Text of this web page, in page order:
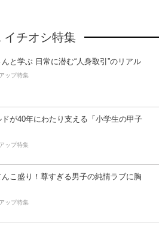
イチオシ特集
と学ぶ 日常に潜む“人身取引”のリアル
ップ特集
ドが40年にわたり支える「小学生の甲子
ップ特集
こ盛り！尊すぎる男子の純情ラブに胸
ップ特集